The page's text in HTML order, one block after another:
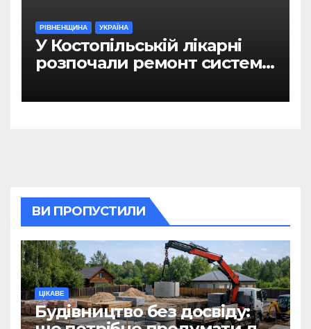
РІВНЕНЩИНА УКРАЇНА
У Костопільській лікарні
розпочали ремонт системи
ВИ ПРОПУСТИЛИ
ЦІКАВЕ
Будівництво без досвіду: